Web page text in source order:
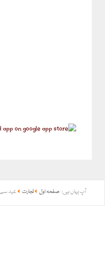
آپ یہاں ہیں: صفحہ اول تجارت عید